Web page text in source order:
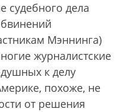
судебного дела
Мэннинга)
журналистские
к делу
похоже, не
от решения